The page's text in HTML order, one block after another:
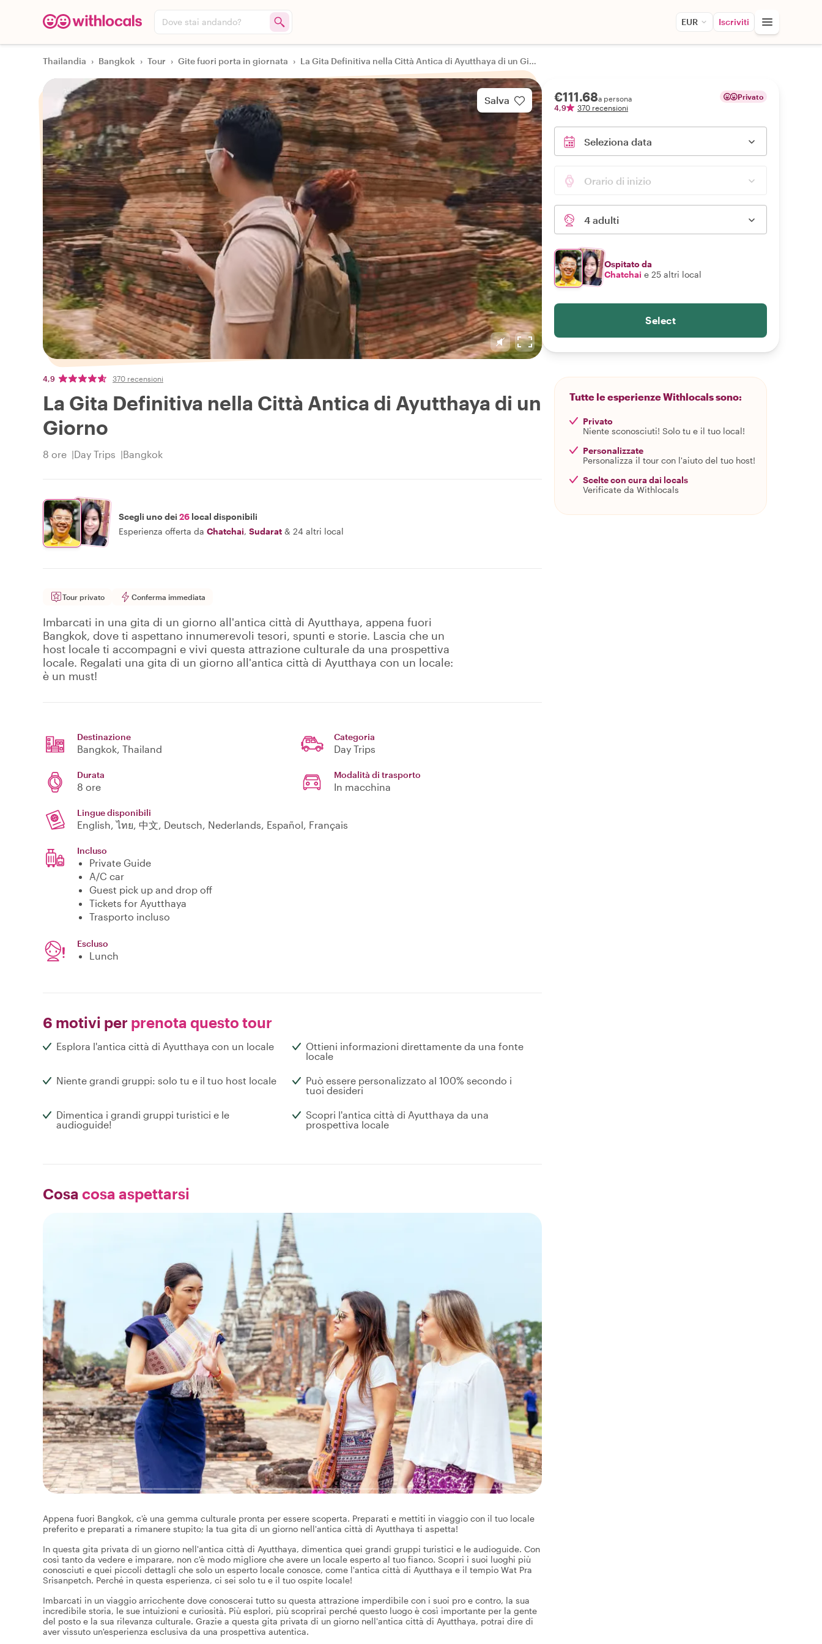
Dove stai andando? EUR Iscriviti
Thailandia › Bangkok › Tour › Gite fuori porta in giornata › La Gita Definitiva nella Città Antica di Ayutthaya di un Giorno
Salva
4,9 370 recensioni
La Gita Definitiva nella Città Antica di Ayutthaya di un
Giorno
8 ore Day Trips Bangkok
Scegli uno dei 26 local disponibili
Esperienza offerta da Chatchai, Sudarat & 24 altri local
Tour privato Conferma immediata
Imbarcati in una gita di un giorno all'antica città di Ayutthaya, appena fuori
Bangkok, dove ti aspettano innumerevoli tesori, spunti e storie. Lascia che un
host locale ti accompagni e vivi questa attrazione culturale da una prospettiva
locale. Regalati una gita di un giorno all'antica città di Ayutthaya con un locale:
è un must!
Destinazione
Bangkok, Thailand
Categoria
Day Trips
Durata
8 ore
Modalità di trasporto
In macchina
Lingue disponibili
English, ไทย, 中文, Deutsch, Nederlands, Español, Français
Incluso
Private Guide
A/C car
Guest pick up and drop off
Tickets for Ayutthaya
Trasporto incluso
Escluso
Lunch
6 motivi per prenota questo tour
Esplora l'antica città di Ayutthaya con un locale
Ottieni informazioni direttamente da una fonte
locale
Niente grandi gruppi: solo tu e il tuo host locale
Può essere personalizzato al 100% secondo i
tuoi desideri
Dimentica i grandi gruppi turistici e le
audioguide!
Scopri l'antica città di Ayutthaya da una
prospettiva locale
Cosa cosa aspettarsi
Appena fuori Bangkok, c'è una gemma culturale pronta per essere scoperta. Preparati e mettiti in viaggio con il tuo locale
preferito e preparati a rimanere stupito; la tua gita di un giorno nell'antica città di Ayutthaya ti aspetta!
In questa gita privata di un giorno nell'antica città di Ayutthaya, dimentica quei grandi gruppi turistici e le audioguide. Con
così tanto da vedere e imparare, non c'è modo migliore che avere un locale esperto al tuo fianco. Scopri i suoi luoghi più
conosciuti e quei piccoli dettagli che solo un esperto locale conosce, come l'antica città di Ayutthaya e il tempio Wat Pra
Srisanpetch. Perché in questa esperienza, ci sei solo tu e il tuo ospite locale!
Imbarcati in un viaggio arricchente dove conoscerai tutto su questa attrazione imperdibile con i suoi pro e contro, la sua
incredibile storia, le sue intuizioni e curiosità. Più esplori, più scoprirai perché questo luogo è così importante per la gente
del posto e la sua rilevanza culturale. Grazie a questa gita privata di un giorno nell'antica città di Ayutthaya, potrai dire di
aver vissuto un'esperienza esclusiva da una prospettiva autentica.
€111.68a persona
4,9
370 recensioni
Privato
Seleziona data
Orario di inizio
4 adulti
Ospitato da
Chatchai e 25 altri local
Select
Tutte le esperienze Withlocals sono:
Privato
Niente sconosciuti! Solo tu e il tuo local!
Personalizzate
Personalizza il tour con l'aiuto del tuo host!
Scelte con cura dai locals
Verificate da Withlocals